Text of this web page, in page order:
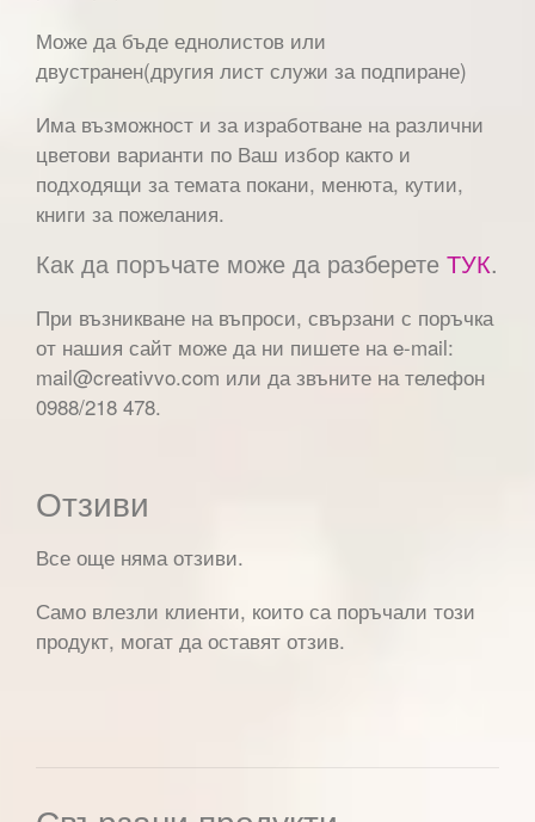
Може да бъде еднолистов или
двустранен(другия лист служи за подпиране)
Има възможност и за изработване на различни
цветови варианти по Ваш избор както и
подходящи за темата покани, менюта, кутии,
книги за пожелания.
Как да поръчате може да разберете ТУК.
При възникване на въпроси, свързани с поръчка
от нашия сайт може да ни пишете на e-mail:
mail@creativvo.com или да звъните на телефон
0988/218 478.
Отзиви
Все още няма отзиви.
Само влезли клиенти, които са поръчали този
продукт, могат да оставят отзив.